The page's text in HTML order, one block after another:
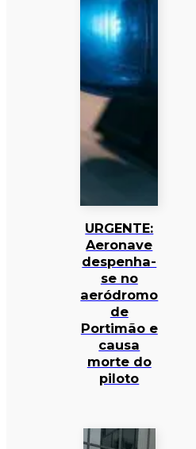
URGENTE:
Aeronave
despenha-
se no
aeródromo
de
Portimão e
causa
morte do
piloto